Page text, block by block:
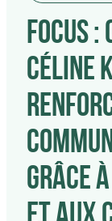
FOCUS :
CÉLINE
GRÂCE